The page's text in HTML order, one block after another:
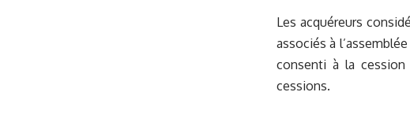
Les acquéreurs
associés à
consenti à la
cessions.